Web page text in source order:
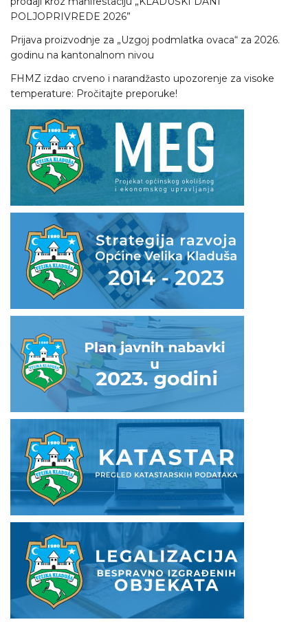
POLJOPRIVREDE 2026”
Prijava proizvodnje za „Uzgoj podmlatka ovaca“ za 2026.
godinu na kantonalnom nivou
FHMZ izdao crveno i narandžasto upozorenje za visoke
temperature: Pročitajte preporuke!